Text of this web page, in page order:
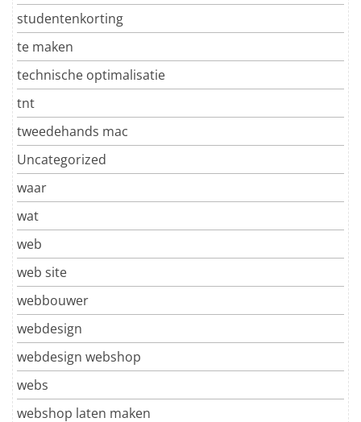
studentenkorting
te maken
technische optimalisatie
tnt
tweedehands mac
Uncategorized
waar
wat
web
web site
webbouwer
webdesign
webdesign webshop
webs
webshop laten maken